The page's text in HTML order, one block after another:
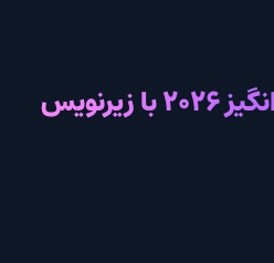
دانلود فیلم هراس انگیز 2026 با زیرنویس